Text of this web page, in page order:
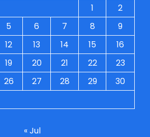
1
2
5 6 7 8
9
12 13 14 15
16
19 20 21 22
23
26 27 28 29
30
« Jul